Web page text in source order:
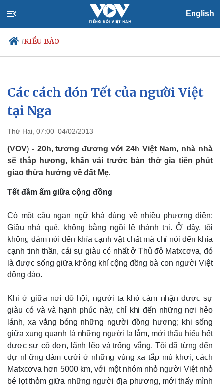
English
/KIỀU BÀO
Chính trị
Đảng
Tổ chức nhân sự
Nhận diện sự thật
Xã hội
Việc làm
Biển đảo
Các cách đón Tết của người Việt
tại Nga
Thứ Hai, 07:00, 04/02/2013
(VOV) - 20h, tương đương với 24h Việt Nam, nhà nhà
sẽ thắp hương, khấn vái trước bàn thờ gia tiên phút
giao thừa hướng về đất Mẹ.
Tết đầm ấm giữa cộng đồng
Có một câu ngạn ngữ khá đúng về nhiều phương diện:
Giầu nhà quê, không bằng ngồi lê thành thị. Ở đây, tôi
không dám nói đến khía cạnh vật chất mà chỉ nói đến khía
cạnh tinh thần, cái sự giàu có nhất ở Thủ đô Matxcơva, đó
là được sống giữa không khí cộng đồng bà con người Việt
đông đảo.
Khi ở giữa nơi đô hội, người ta khó cảm nhận được sự
giàu có và và hạnh phúc này, chỉ khi đến những nơi hẻo
lánh, xa vắng bóng những người đồng hương; khi sống
giữa xung quanh là những người lạ lẫm, mới thấu hiểu hết
được sự cô đơn, lãnh lẽo và trống vắng. Tôi đã từng đến
dự những đám cưới ở những vùng xa tắp mù khơi, cách
Matxcơva hơn 5000 km, với một nhóm nhỏ người Việt nhỏ
bé lọt thỏm giữa những người địa phương, mới thấy mình